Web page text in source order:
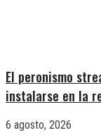
El peronismo
instalarse en la
6 agosto, 2026